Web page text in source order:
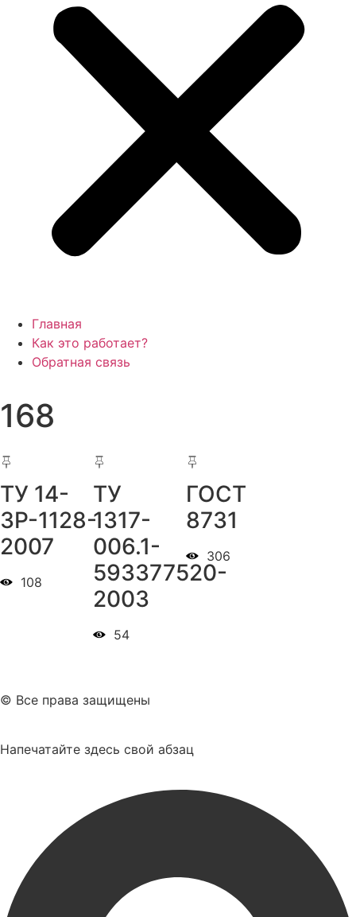
Главная
Как это работает?
Обратная связь
168
ТУ 14-
3Р-1128-
2007
108
ТУ
1317-
006.1-
593377520-
2003
54
ГОСТ
8731
306
© Все права защищены
Напечатайте здесь свой абзац